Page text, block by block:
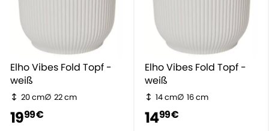
Elho Vibes Fold Topf -
weiß
20 cm 22 cm
1999 €
Elho Vibes Fold Topf -
weiß
14 cm 16 cm
1499 €